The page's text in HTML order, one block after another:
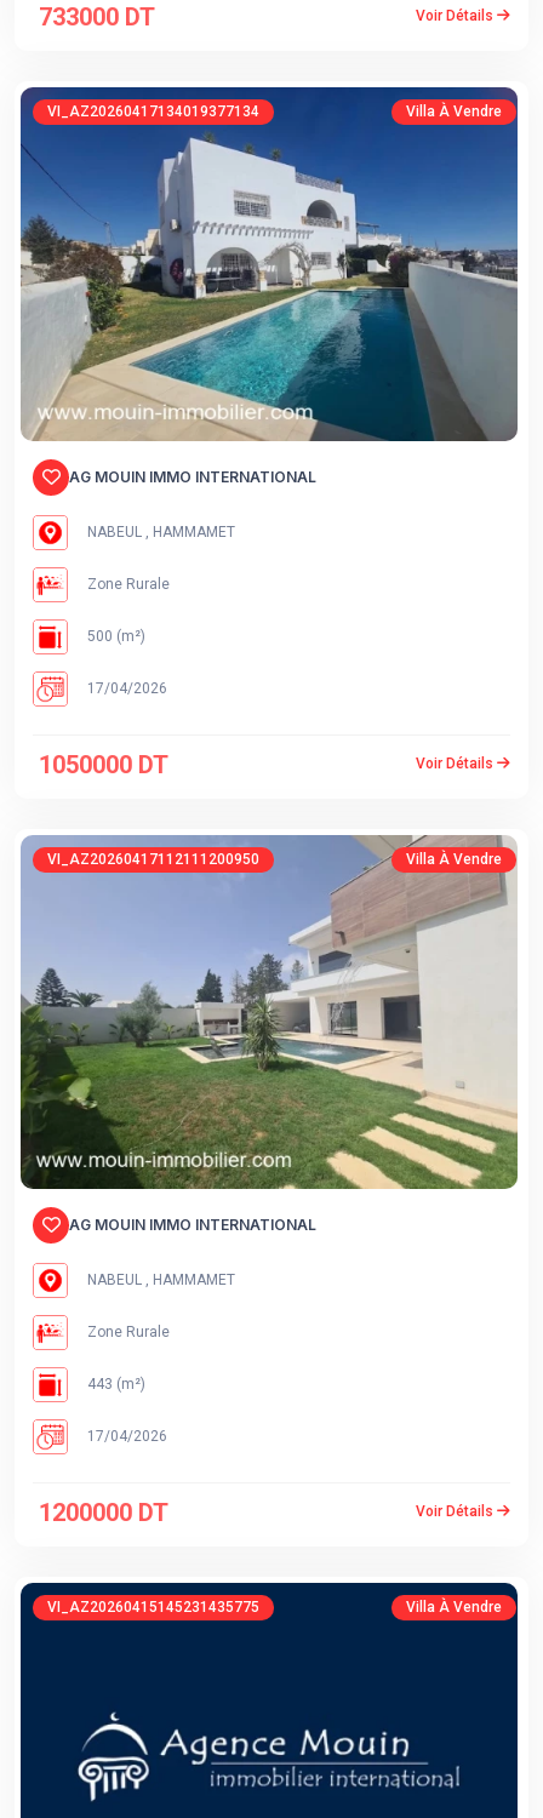
733000 DT Voir Détails
VI_AZ20260417134019377134 Villa À Vendre
AG MOUIN IMMO INTERNATIONAL
NABEUL , HAMMAMET
Zone Rurale
500 (m²)
17/04/2026
1050000 DT Voir Détails
VI_AZ20260417112111200950 Villa À Vendre
AG MOUIN IMMO INTERNATIONAL
NABEUL , HAMMAMET
Zone Rurale
443 (m²)
17/04/2026
1200000 DT Voir Détails
VI_AZ20260415145231435775 Villa À Vendre